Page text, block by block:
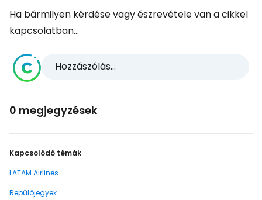
Ha bármilyen kérdése vagy észrevétele van a cikkel
kapcsolatban...
Hozzászólás...
0 megjegyzések
Kapcsolódó témák
LATAM Airlines
Repülőjegyek